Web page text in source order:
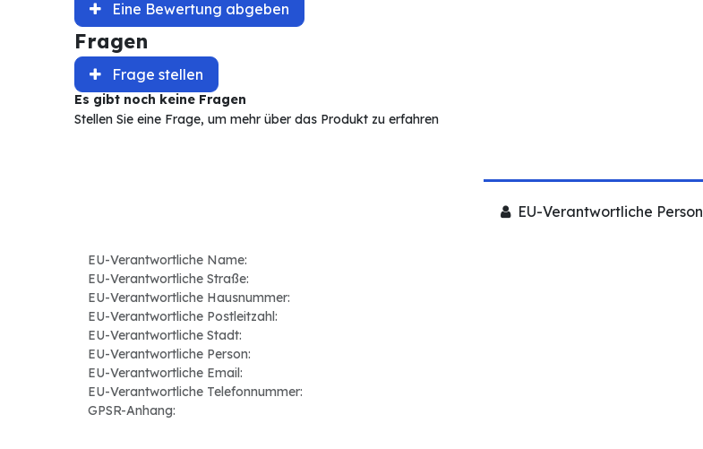
Eine Bewertung abgeben
Fragen
Frage stellen
Es gibt noch keine Fragen
Stellen Sie eine Frage, um mehr über das Produkt zu erfahren
EU-Verantwortliche Person
EU-Verantwortliche Name:
EU-Verantwortliche Straße:
EU-Verantwortliche Hausnummer:
EU-Verantwortliche Postleitzahl:
EU-Verantwortliche Stadt:
EU-Verantwortliche Person:
EU-Verantwortliche Email:
EU-Verantwortliche Telefonnummer:
GPSR-Anhang: